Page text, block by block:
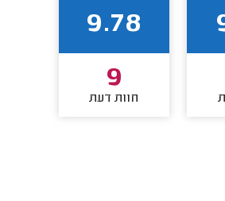
9.78
9
חוות דעת